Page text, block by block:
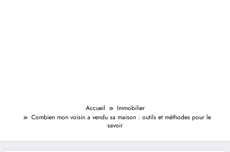
Accueil
Immobilier
Combien mon voisin a vendu sa maison : outils et méthodes pour le
savoir